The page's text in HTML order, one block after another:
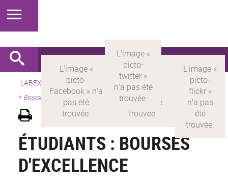
LABEX > LABEX MILYON Version française
Présentation
> Bourses
ÉTUDIANTS : BOURSES
D'EXCELLENCE